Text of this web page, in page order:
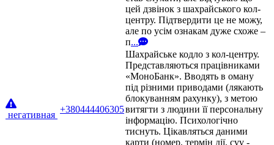
цей дзвінок з шахрайського кол-
центру. Підтвердити це не можу,
але по усім ознакам дуже схоже –
п...
негативная
+380444406305
Шахрайське кодло з кол-центру.
Представляються працівниками
«МоноБанк». Вводять в оману
під різними приводами (лякають
блокуванням рахунку), з метою
витягти з людини її персональну
інформацію. Психологічно
тиснуть. Цікавляться даними
карти (номер, термін дії, cvv -